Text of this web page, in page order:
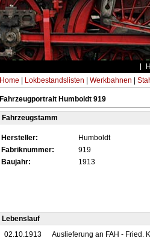
Home Lokbestandslisten Werkbahnen
Fahrzeugportrait Humboldt 919
Fahrzeugstamm
Hersteller:
Humboldt
Fabriknummer:
919
Baujahr:
1913
Lebenslauf
02.10.1913
Auslieferung an FAH - Fried.